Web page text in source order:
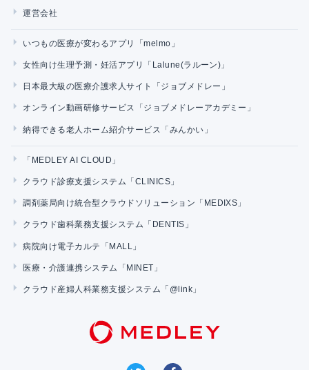
運営会社
いつもの医療が変わるアプリ「melmo」
女性向け生理予測・妊活アプリ「Lalune(ラルーン)」
日本最大級の医療介護求人サイト「ジョブメドレー」
オンライン動画研修サービス「ジョブメドレーアカデミー」
納得できる老人ホーム紹介サービス「みんかい」
「MEDLEY AI CLOUD」
クラウド診療支援システム「CLINICS」
調剤薬局向け統合型クラウドソリューション「MEDIXS」
クラウド歯科業務支援システム「DENTIS」
病院向け電子カルテ「MALL」
医療・介護連携システム「MINET」
クラウド産婦人科業務支援システム「@link」